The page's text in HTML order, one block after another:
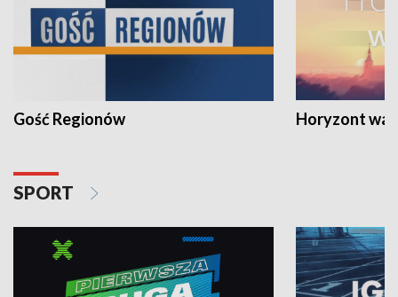
Gość Regionów Horyzont
SPORT